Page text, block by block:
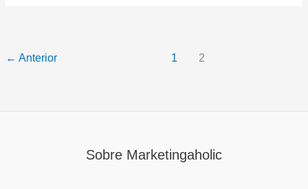
← Anterior 1 2
Sobre Marketingaholic